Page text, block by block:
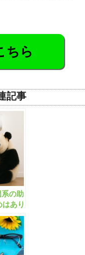
ちら
記事
の助
あり